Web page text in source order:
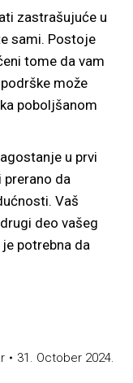
zastrašujuće u
sami. Postoje
tome da vam
može
poboljšanom
u prvi
prerano da
Vaš
deo vašeg
potrebna da
31. October 2024.